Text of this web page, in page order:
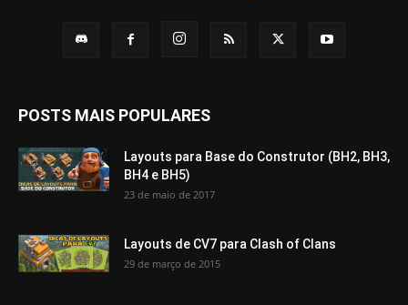
POSTS MAIS POPULARES
Layouts para Base do Construtor (BH2, BH3,
BH4 e BH5)
23 de maio de 2017
Layouts de CV7 para Clash of Clans
29 de março de 2015